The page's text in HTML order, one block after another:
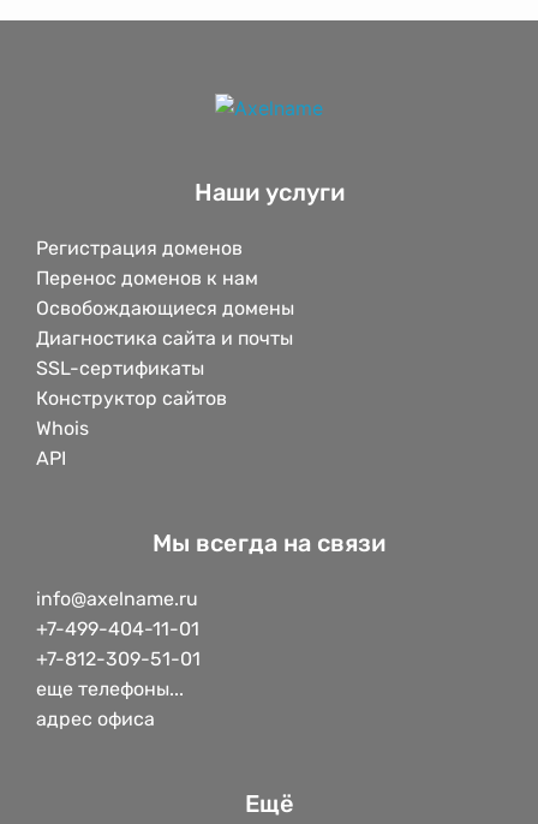
Наши услуги
Регистрация доменов
Перенос доменов к нам
Освобождающиеся домены
Диагностика сайта и почты
SSL-сертификаты
Конструктор сайтов
Whois
API
Мы всегда на связи
info@axelname.ru
+7-499-404-11-01
+7-812-309-51-01
еще телефоны...
адрес офиса
Ещё